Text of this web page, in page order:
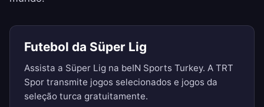
Futebol da Süper Lig
Assista a Süper Lig na beIN Sports Turkey. A TRT
Spor transmite jogos selecionados e jogos da
seleção turca gratuitamente.